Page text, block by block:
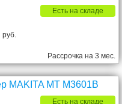
Есть на складе
руб.
Рассрочка на 3 мес.
MAKITA MT M3601B
Есть на складе